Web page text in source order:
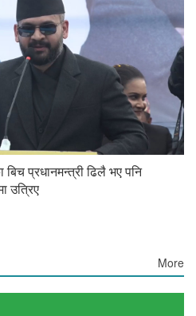
बिच प्रधानमन्त्री ढिलै भए पनि
उत्रिए
More